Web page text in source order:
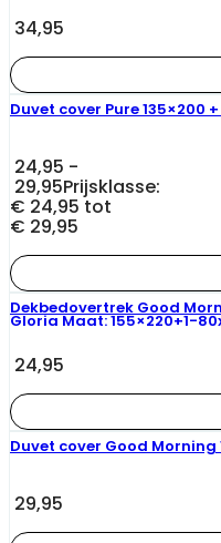
34,95
Duvet cover Pure 135×200
24,95 -
29,95Prijsklasse:
€ 24,95 tot
€ 29,95
Dekbedovertrek Good
Gloria Maat: 155×220+1-
24,95
Duvet cover Good Morning
29,95